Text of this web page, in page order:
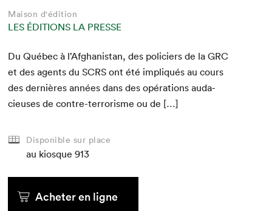
Maison d'édition
LES ÉDITIONS LA PRESSE
Du Québec à l’Afghanistan, des policiers de laGRC
et des agents duSCRS ont été impliqués au cours
des dernières années dans des opéra­tions auda­
cieuses de con­tre-ter­ror­isme ou de […]
Disponible sur place
au kiosque 913
Acheter en ligne